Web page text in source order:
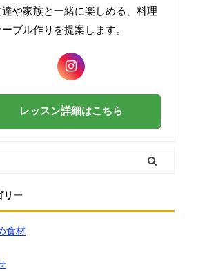
達や家族と一緒に楽しめる、料理
ブル作りを提案します。
レッスン詳細はこちら
リー
食材